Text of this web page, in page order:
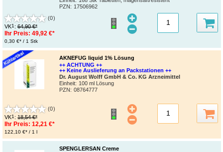
PZN: 17506962
(0)
VK1 : 64,90 €*
Ihr Preis: 49,92 €*
0,30 €* / 1 Stk
AKNEFUG liquid 1% Lösung
++ ACHTUNG ++
++ Keine Auslieferung an Packstationen ++
Dr. August Wolff GmbH & Co. KG Arzneimittel
Einheit: 100 ml Lösung
PZN: 08764777
(0)
VK1 : 18,54 €*
Ihr Preis: 12,21 €*
122,10 €* / 1 l
SPENGLERSAN Creme